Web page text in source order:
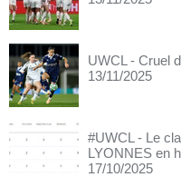
UWCL - Cruel
13/11/2025
#UWCL - Le
LYONNES en
17/10/2025